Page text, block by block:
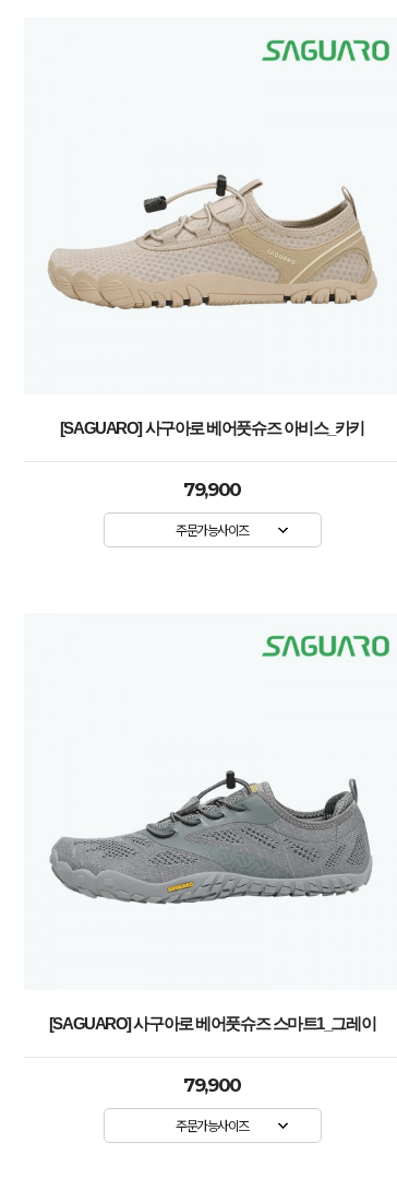
[SAGUARO] 사구아로 베어풋슈즈 아비스_카키
79,900
주문가능사이즈
[SAGUARO] 사구아로 베어풋슈즈 스마트1_그레이
79,900
주문가능사이즈